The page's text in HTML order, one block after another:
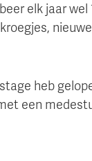
elk jaar
heb
een